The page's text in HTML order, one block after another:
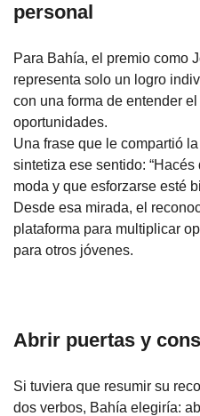
personal
Para Bahía, el premio como
representa solo un logro
con una forma de entender
oportunidades.
Una frase que le compartió
sintetiza ese sentido:
moda y que esforzarse esté
Desde esa mirada, el
plataforma para multiplicar
para otros jóvenes.
Abrir puertas y
Si tuviera que resumir su
dos verbos, Bahía elegiría: